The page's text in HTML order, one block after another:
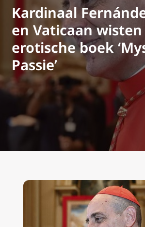
Kardinaal
en Vaticaan
erotische boek
Passie’